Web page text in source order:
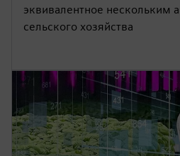
эквивалентное нескольким
сельского хозяйства